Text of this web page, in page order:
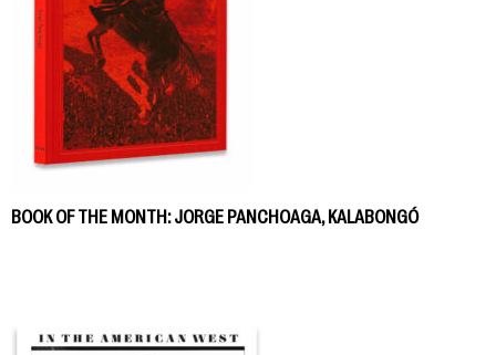
BOOK OF THE MONTH: JORGE PANCHOAGA, KALABONGÓ